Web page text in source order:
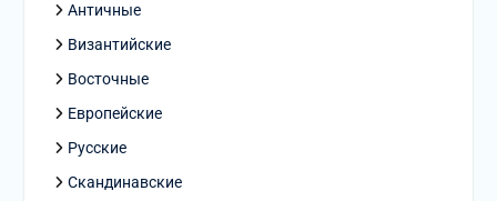
Античные
Византийские
Восточные
Европейские
Русские
Скандинавские